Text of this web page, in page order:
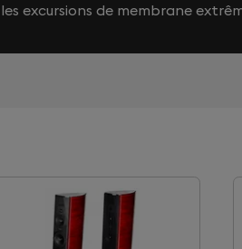
les excursions de membrane